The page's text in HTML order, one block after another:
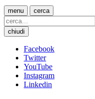
menu cerca
chiudi
Facebook
Twitter
YouTube
Instagram
Linkedin